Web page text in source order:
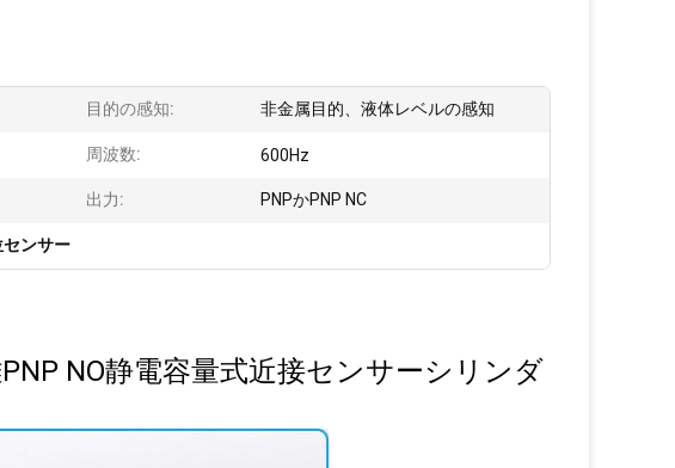
目的の感知: 非金属目的、液体レベルの感知
周波数: 600Hz
出力: PNPかPNP NC
ンサー
NO静電容量式近接センサーシリンダ